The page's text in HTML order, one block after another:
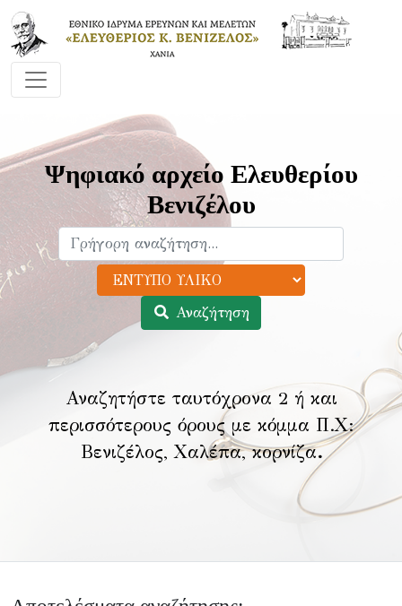
Ψηφιακό αρχείο Ελευθερίου
Βενιζέλου
Αναζήτηση
Αναζητήστε ταυτόχρονα 2 ή και
περισσότερους όρους με κόμμα Π.Χ:
Βενιζέλος, Χαλέπα, κορνίζα.